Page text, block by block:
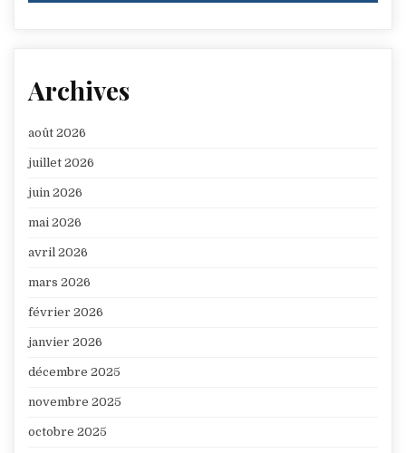
Archives
août 2026
juillet 2026
juin 2026
mai 2026
avril 2026
mars 2026
février 2026
janvier 2026
décembre 2025
novembre 2025
octobre 2025